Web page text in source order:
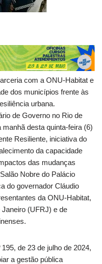
com a ONU-Habitat e
dos municípios frente às
urbana.
de Governo no Rio de
desta quinta-feira (6)
Resiliente, iniciativa do
da capacidade
das mudanças
Nobre do Palácio
do governador Cláudio
da ONU-Habitat,
(UFRJ) e de
de 23 de julho de 2024,
a gestão pública